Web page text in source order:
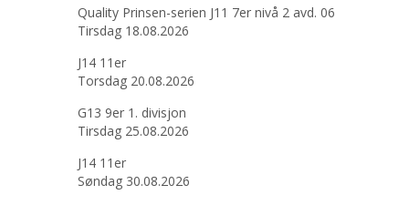
Quality Prinsen-serien J11 7er nivå 2 avd. 06
Tirsdag 18.08.2026
J14 11er
Torsdag 20.08.2026
G13 9er 1. divisjon
Tirsdag 25.08.2026
J14 11er
Søndag 30.08.2026